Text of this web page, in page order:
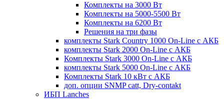
Комплекты на 3000 Вт
Комплекты на 5000-5500 Вт
Комплекты на 6200 Вт
Решения на три фазы
комплекты Stark Country 1000 On-Line с АКБ
комплекты Stark 2000 On-Line с АКБ
Комплекты Stark 3000 On-Line с АКБ
комплекты Stark 5000 On-Line с АКБ
Комплекты Stark 10 кВт с АКБ
доп. опции SNMP catt, Dry-contakt
ИБП Lanches